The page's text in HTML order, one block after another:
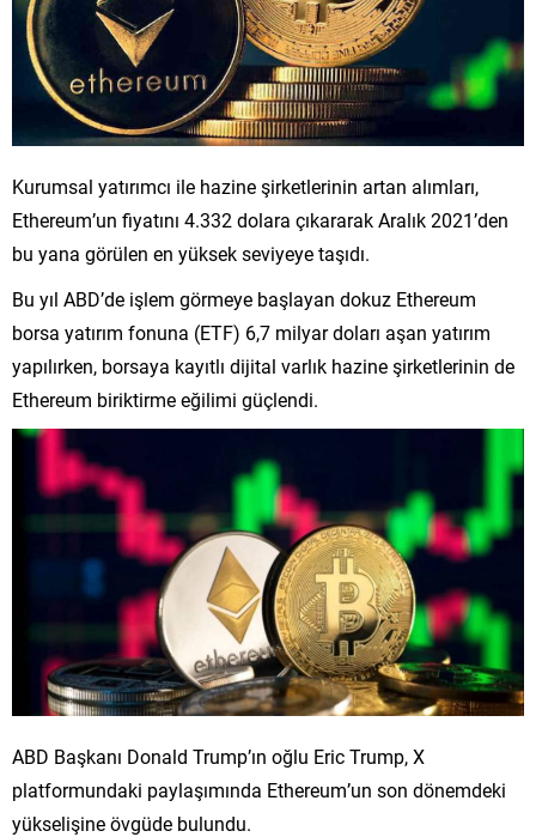
Kurumsal yatırımcı ile hazine şirketlerinin artan alımları,
Ethereum’un fiyatını 4.332 dolara çıkararak Aralık 2021’den
bu yana görülen en yüksek seviyeye taşıdı.
Bu yıl ABD’de işlem görmeye başlayan dokuz Ethereum
borsa yatırım fonuna (ETF) 6,7 milyar doları aşan yatırım
yapılırken, borsaya kayıtlı dijital varlık hazine şirketlerinin de
Ethereum biriktirme eğilimi güçlendi.
ABD Başkanı Donald Trump’ın oğlu Eric Trump, X
platformundaki paylaşımında Ethereum’un son dönemdeki
yükselişine övgüde bulundu.